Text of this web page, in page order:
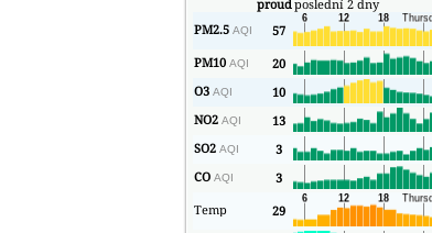
proudposlední 2 dny
PM2.5 AQI 57
PM10 AQI 20
O3 AQI 10
NO2 AQI 13
SO2 AQI 3
CO AQI 3
Temp
29